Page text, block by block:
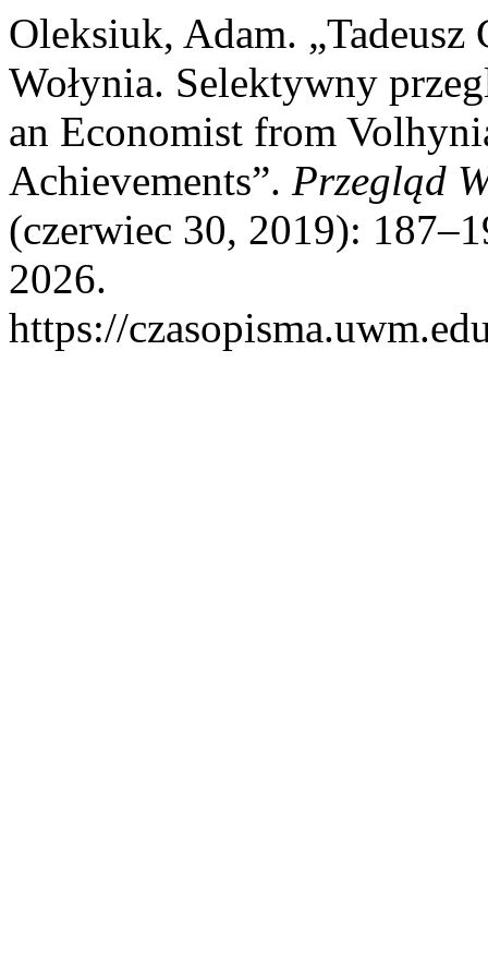
Oleksiuk, Adam.
Wołynia. Selektywny
an Economist from
Achievements”. Przegląd
(czerwiec 30, 2019):
2026.
https://